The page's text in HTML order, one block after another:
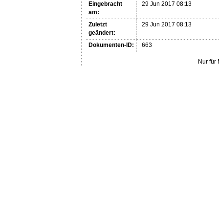
Eingebracht
am:
29 Jun 2017 08:13
Zuletzt
geändert:
29 Jun 2017 08:13
Dokumenten-ID: 663
Nur für